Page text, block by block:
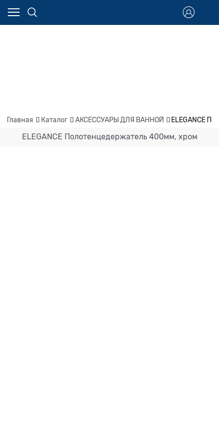
Главная Каталог АКСЕССУАРЫ ДЛЯ ВАННОЙ ELEGANCE
ELEGANCE Полотенцедержатель 400мм, хром